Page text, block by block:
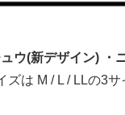
ウ(新デザイン) ・
ズは M / L / LLの3